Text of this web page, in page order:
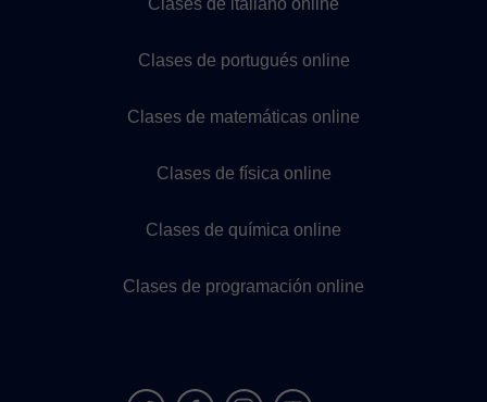
Clases de italiano online
Clases de portugués online
Clases de matemáticas online
Clases de física online
Clases de química online
Clases de programación online